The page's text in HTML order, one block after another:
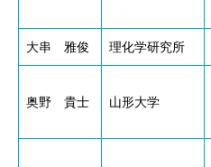
大串 雅俊 理化学研究所
奥野 貴士 山形大学